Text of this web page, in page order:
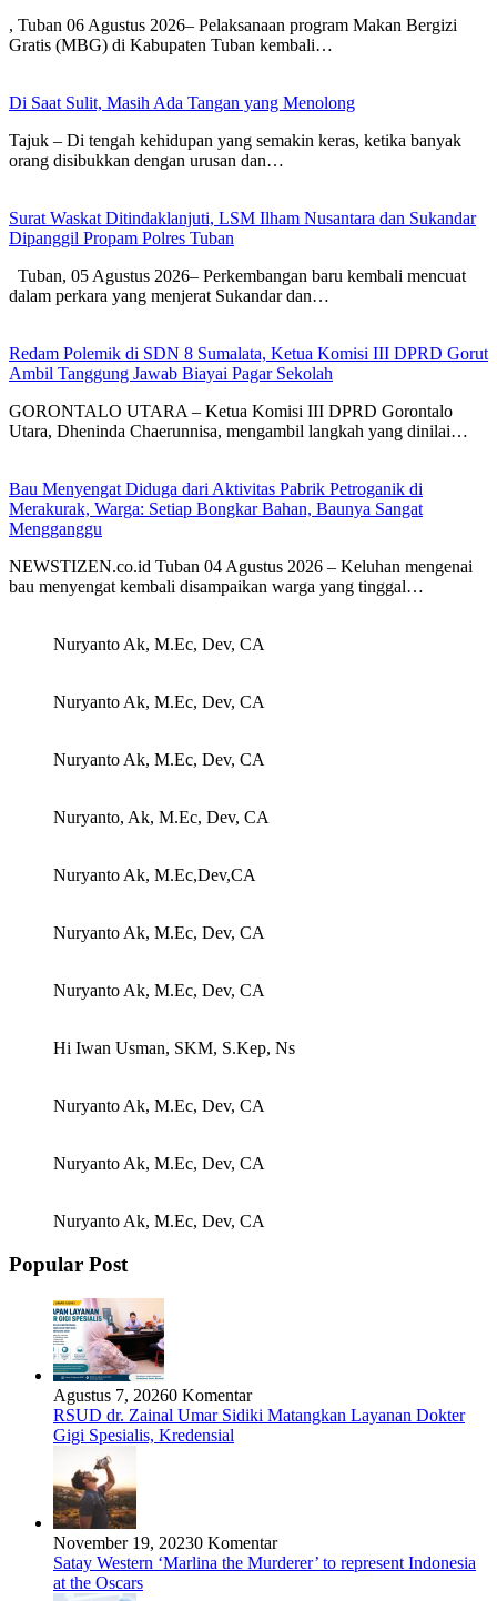
, Tuban 06 Agustus 2026– Pelaksanaan program Makan Bergizi
Gratis (MBG) di Kabupaten Tuban kembali…
Di Saat Sulit, Masih Ada Tangan yang Menolong
Tajuk – Di tengah kehidupan yang semakin keras, ketika banyak
orang disibukkan dengan urusan dan…
Surat Waskat Ditindaklanjuti, LSM Ilham Nusantara dan Sukandar
Dipanggil Propam Polres Tuban
Tuban, 05 Agustus 2026– Perkembangan baru kembali mencuat
dalam perkara yang menjerat Sukandar dan…
Redam Polemik di SDN 8 Sumalata, Ketua Komisi III DPRD Gorut
Ambil Tanggung Jawab Biayai Pagar Sekolah
GORONTALO UTARA – Ketua Komisi III DPRD Gorontalo
Utara, Dheninda Chaerunnisa, mengambil langkah yang dinilai…
Bau Menyengat Diduga dari Aktivitas Pabrik Petroganik di
Merakurak, Warga: Setiap Bongkar Bahan, Baunya Sangat
Mengganggu
NEWSTIZEN.co.id Tuban 04 Agustus 2026 – Keluhan mengenai
bau menyengat kembali disampaikan warga yang tinggal…
Nuryanto Ak, M.Ec, Dev, CA
Nuryanto Ak, M.Ec, Dev, CA
Nuryanto Ak, M.Ec, Dev, CA
Nuryanto, Ak, M.Ec, Dev, CA
Nuryanto Ak, M.Ec,Dev,CA
Nuryanto Ak, M.Ec, Dev, CA
Nuryanto Ak, M.Ec, Dev, CA
Hi Iwan Usman, SKM, S.Kep, Ns
Nuryanto Ak, M.Ec, Dev, CA
Nuryanto Ak, M.Ec, Dev, CA
Nuryanto Ak, M.Ec, Dev, CA
Popular Post
Agustus 7, 20260 Komentar
RSUD dr. Zainal Umar Sidiki Matangkan Layanan Dokter
Gigi Spesialis, Kredensial
November 19, 20230 Komentar
Satay Western ‘Marlina the Murderer’ to represent Indonesia
at the Oscars